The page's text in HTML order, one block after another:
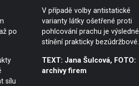
po
sílu
V případě volby antistatické
varianty látky ošetřené proti
pohlcování prachu je výsledné
stínění prakticky bezúdržbové.
TEXT: Jana Šulcová, FOTO:
archivy firem